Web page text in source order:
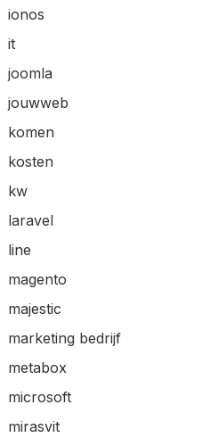
ionos
it
joomla
jouwweb
komen
kosten
kw
laravel
line
magento
majestic
marketing bedrijf
metabox
microsoft
mirasvit